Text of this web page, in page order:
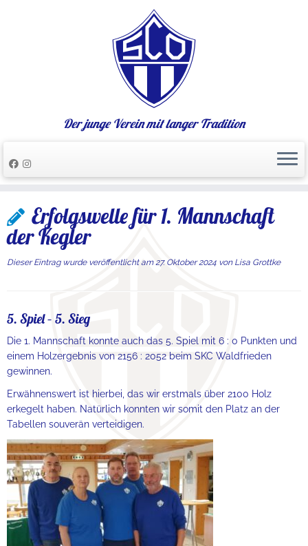
Inhalt
springen
Der junge Verein mit langer Tradition
Erfolgswelle für 1. Mannschaft
der Kegler
Dieser Eintrag wurde veröffentlicht am27. Oktober 2024 von Lisa Grottke
5. Spiel – 5. Sieg
Die 1. Mannschaft konnte auch das 5. Spiel mit 6 : 0 Punkten und
einem Holzergebnis von 2156 : 2052 beim SKC Waldfrieden
gewinnen.
Erwähnenswert ist hierbei, das wir erstmals über 2100 Holz
erkegelt haben. Natürlich konnten wir somit den Platz an der
Tabellen souverän verteidigen.